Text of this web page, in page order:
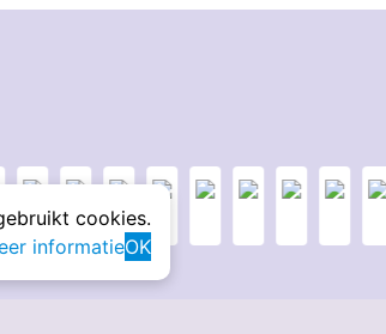
cookies.
informatieOK